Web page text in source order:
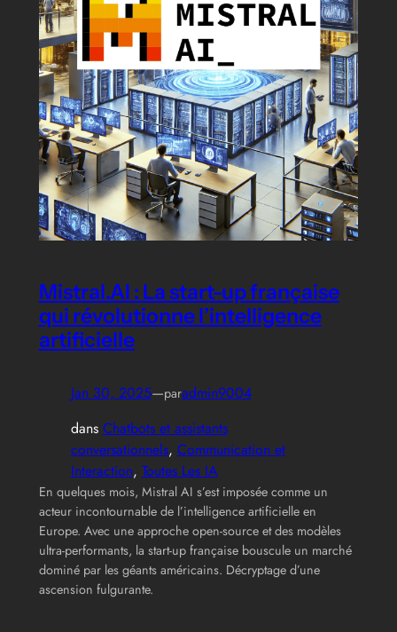
Mistral.AI : La start-up française
qui révolutionne l’intelligence
artificielle
Jan 30, 2025—paradmin9004
dans Chatbots et assistants
conversationnels, Communication et
Interaction, Toutes Les IA
En quelques mois, Mistral AI s’est imposée comme un
acteur incontournable de l’intelligence artificielle en
Europe. Avec une approche open-source et des modèles
ultra-performants, la start-up française bouscule un marché
dominé par les géants américains. Décryptage d’une
ascension fulgurante.